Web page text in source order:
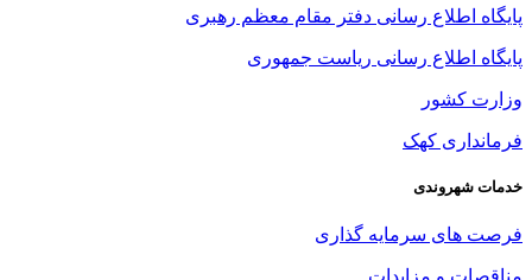
پایگاه اطلاع رسانی دفتر مقام معظم رهبری
پایگاه اطلاع رسانی ریاست جمهوری
وزارت کشور
فرمانداری کهک
خدمات شهروندی
فرصت های سرمایه گذاری
مناقصات و مزایدات